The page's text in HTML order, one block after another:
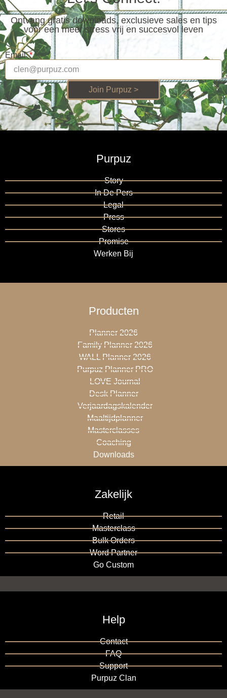
Ontvang gratis downloads, exclusieve sales en tips
voor een meer stress vrij en succesvol leven
Email
Join Purpuz >
Purpuz
Story
In De Pers
Legal
Press
Stores
Promise
Werken Bij
Producten
Planner 2026
Family Planner 2026
WALL Planner 2026
Purpuz Planner PRO
LOVE Journal
Desk Planner
Verjaardagskalender
Maaltijdplanner
Masterclasses
Coaching
Downloads
Zakelijk
Retail
Masterclass
Bulk Orders
Word Partner
Go Custom
Help
Contact
FAQ
Support
Purpuz Clan